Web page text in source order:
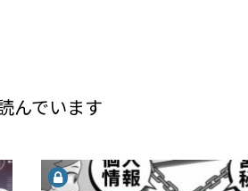
んでいます